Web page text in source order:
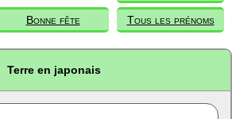
Bonne fête Tous les prénoms
Terre en japonais